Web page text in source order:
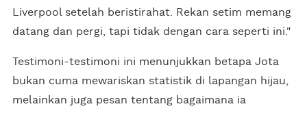
Liverpool setelah beristirahat. Rekan setim memang
datang dan pergi, tapi tidak dengan cara seperti ini."
Testimoni-testimoni ini menunjukkan betapa Jota
bukan cuma mewariskan statistik di lapangan hijau,
melainkan juga pesan tentang bagaimana ia